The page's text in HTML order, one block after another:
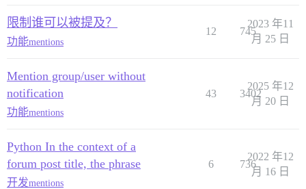
限制谁可以被提及？
功能mentions
12 745
2023 年11
月 25 日
Mention group/user without
notification
功能mentions
43 3402
2025 年12
月 20 日
Python In the context of a
forum post title, the phrase
开发mentions
6 736
2022 年12
月 16 日